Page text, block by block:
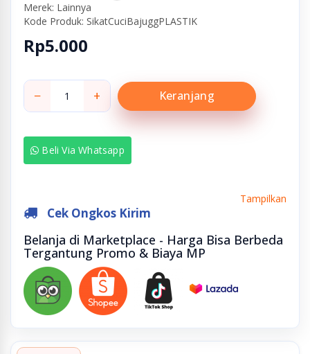
Merek: Lainnya
Kode Produk: SikatCuciBajuggPLASTIK
Rp5.000
− + Keranjang
Beli Via Whatsapp
Cek Ongkos Kirim
Tampilkan
Belanja di Marketplace - Harga Bisa Berbeda
Tergantung Promo & Biaya MP